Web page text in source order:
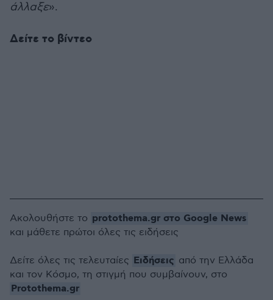
άλλαξε».
Δείτε το βίντεο
Ακολουθήστε το protothema.gr στο Google News
και μάθετε πρώτοι όλες τις ειδήσεις
Δείτε όλες τις τελευταίες Ειδήσεις από την Ελλάδα
και τον Κόσμο, τη στιγμή που συμβαίνουν, στο
Protothema.gr